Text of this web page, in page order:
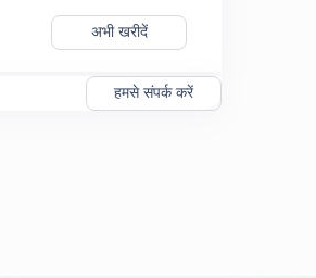
अभी खरीदें
हमसे संपर्क करें